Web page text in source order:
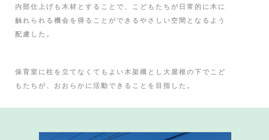
内部仕上げも木材とすることで、こどもたちが日常的に木に
触れられる機会を得ることができるやさしい空間となるよう
配慮した。
保育室に柱を立てなくてもよい木架構とし大屋根の下でこど
もたちが、おおらかに活動できることを目指した。